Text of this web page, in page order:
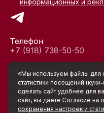
информационных и
Телефон
+7 (918) 738-50-50
ООО Хантерс
ИНН 7751189433, КПП
1207700466918
Юридический адрес:
муниципальный округ
«Мы используем файлы для
статистики посещений
сделать сайт удобнее для
сайт, вы даете Согласие на
сохранения настроек и